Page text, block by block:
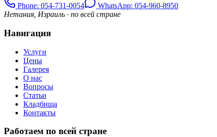
Phone: 054-731-0054
WhatsApp: 054-960-8950
Нетания, Израиль · по всей стране
Навигация
Услуги
Цены
Галерея
О нас
Вопросы
Статьи
Кладбища
Контакты
Работаем по всей стране